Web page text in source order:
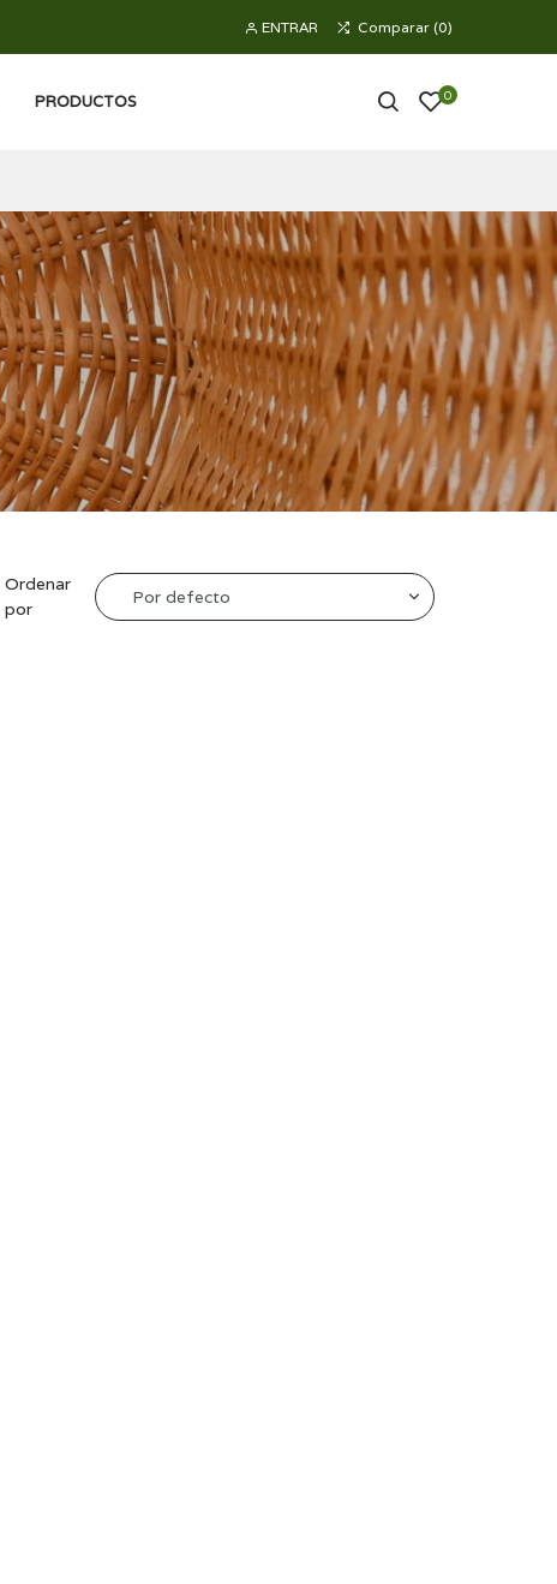
ENTRAR Comparar (0)
PRODUCTOS 0
Ordenar
por